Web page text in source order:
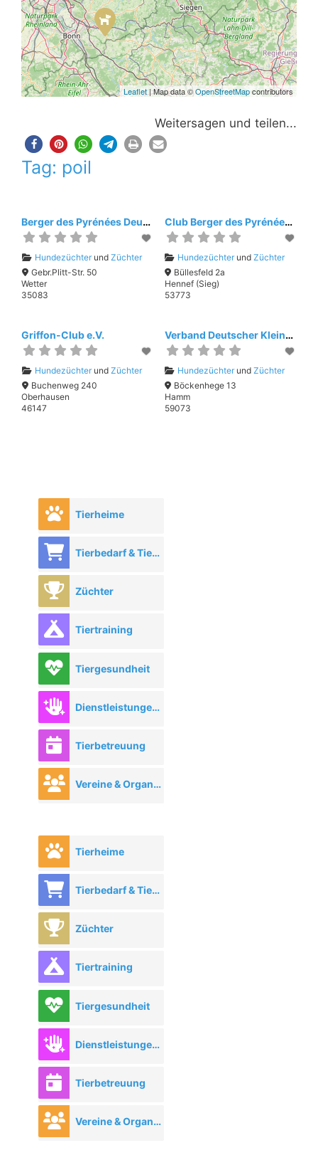
Leaflet| Map data ©OpenStreetMapcontributors
Weitersagen und teilen...
Tag: poil
Berger des Pyrénées Deutschland e.V.
Hundezüchterund Züchter
Gebr.Plitt-Str. 50
Wetter
35083
Club Berger des Pyrénées 1983 e.V.
Hundezüchter undZüchter
Büllesfeld 2a
Hennef (Sieg)
53773
Griffon-Club e.V.
Hundezüchterund Züchter
Buchenweg 240
Oberhausen
46147
Verband Deutscher Kleinhundezüchter e.V.
Hundezüchter undZüchter
Böckenhege 13
Hamm
59073
Tierheime
Tierbedarf & Tierhandel
Züchter
Tiertraining
Tiergesundheit
Dienstleistungen rund ums Tier
Tierbetreuung
Vereine & Organisationen
Tierheime
Tierbedarf & Tierhandel
Züchter
Tiertraining
Tiergesundheit
Dienstleistungen rund ums Tier
Tierbetreuung
Vereine & Organisationen